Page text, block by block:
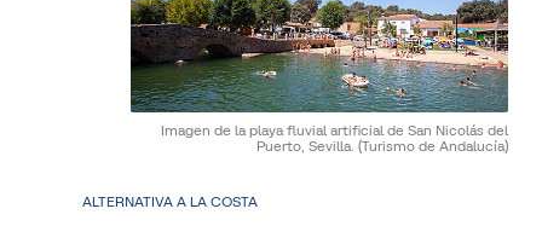
Imagen de la playa fluvial artificial de San Nicolás del
Puerto, Sevilla. (Turismo de Andalucía)
ALTERNATIVA A LA COSTA